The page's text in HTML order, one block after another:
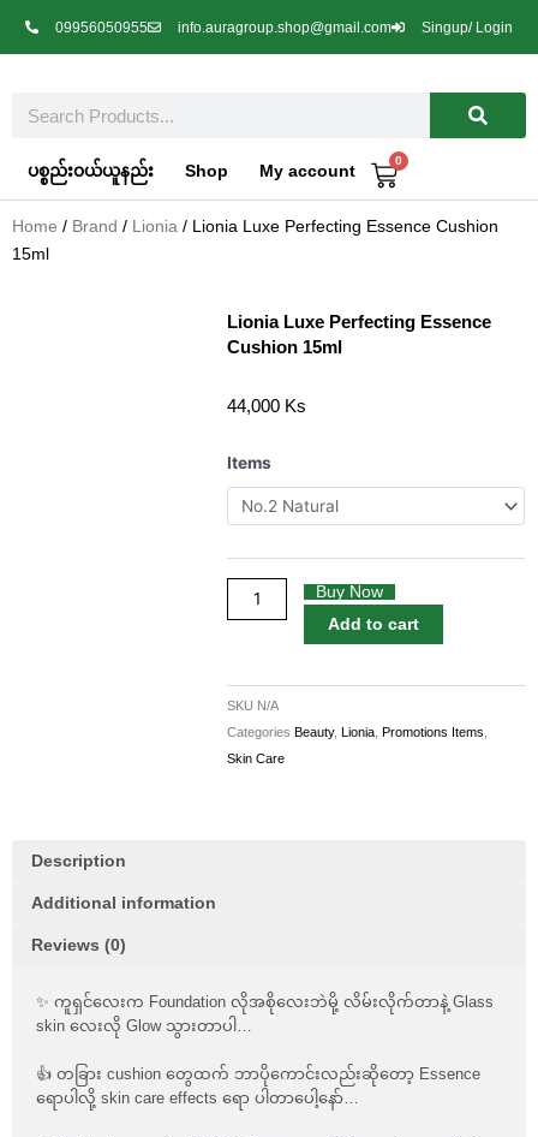
09956050955 info.auragroup.shop@gmail.com Singup/ Login
ပစ္စည်းဝယ်ယူနည်း Shop My account
0
Cart
Home / Brand / Lionia / Lionia Luxe Perfecting Essence Cushion
15ml
Lionia Luxe Perfecting Essence
Cushion 15ml
44,000 Ks
Items
Lionia
Luxe
Perfecting
Cushion
15ml
quantity
Buy Now
Add to cart
SKU N/A
Categories Beauty,Lionia ,Promotions Items
Skin Care
Description
Additional information
Reviews (0)
✨ ကူရှင်လေးက Foundation လိုအစိုလေးဘဲမို့ လိမ်းလိုက်တာနဲ့ Glass
skin လေးလို Glow သွားတာပါ…
👍 တခြား cushion တွေထက် ဘာပိုကောင်းလည်းဆိုတော့ Essence
ရောပါလို့ skin care effects ရော ပါတာပေါ့နော်…